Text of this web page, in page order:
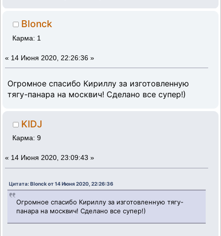
Blonck
Карма: 1
« 14 Июня 2020, 22:26:36 »
Огромное спасибо Кириллу за изготовленную
тягу-панара на москвич! Сделано все супер!)
KIDJ
Карма: 9
« 14 Июня 2020, 23:09:43 »
Цитата: Blonck от 14 Июня 2020, 22:26:36
Огромное спасибо Кириллу за изготовленную тягу-
панара на москвич! Сделано все супер!)